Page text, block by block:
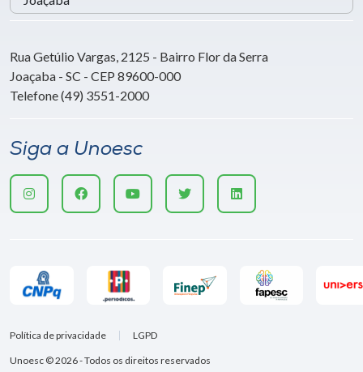
Rua Getúlio Vargas, 2125 - Bairro Flor da Serra
Joaçaba - SC - CEP 89600-000
Telefone (49) 3551-2000
Siga a Unoesc
Unoesc © 2026 - Todos os direitos reservados
Política de privacidade LGPD